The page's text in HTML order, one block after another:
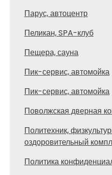
Парус, автоцентр
Пеликан, SPA-клуб
Пещера, сауна
Пик-сервис, автомойка
Пик-сервис, автомойка
Поволжская дверная
Политехник,
оздоровительный
Политика